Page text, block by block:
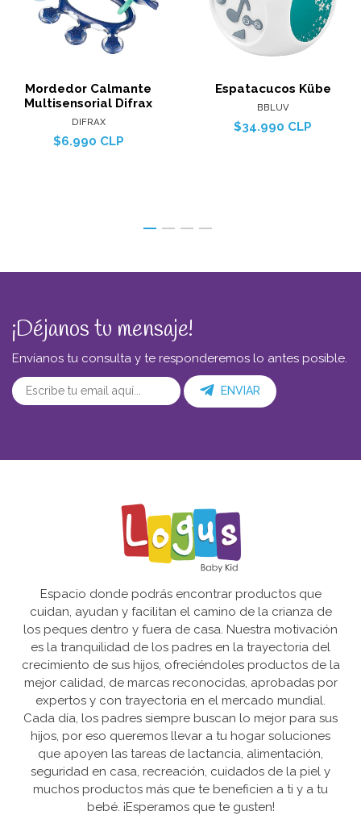
Mordedor Calmante
Multisensorial Difrax
DIFRAX
$6.990 CLP
Espatacucos Kübe
BBLUV
$34.990 CLP
¡Déjanos tu mensaje!
Envíanos tu consulta y te responderemos lo antes posible.
ENVIAR
Espacio donde podrás encontrar productos que
cuidan, ayudan y facilitan el camino de la crianza de
los peques dentro y fuera de casa. Nuestra motivación
es la tranquilidad de los padres en la trayectoria del
crecimiento de sus hijos, ofreciéndoles productos de la
mejor calidad, de marcas reconocidas, aprobadas por
expertos y con trayectoria en el mercado mundial.
Cada día, los padres siempre buscan lo mejor para sus
hijos, por eso queremos llevar a tu hogar soluciones
que apoyen las tareas de lactancia, alimentación,
seguridad en casa, recreación, cuidados de la piel y
muchos productos más que te beneficien a ti y a tu
bebé. ¡Esperamos que te gusten!